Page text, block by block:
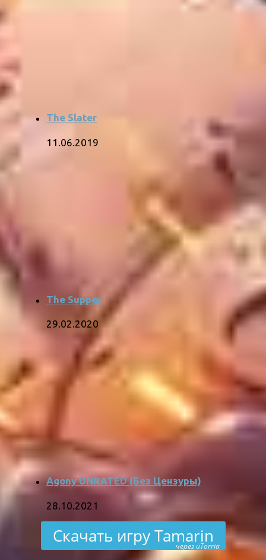
The Slater
11.06.2019
The Supper
29.02.2020
Agony UNRATED (Без Цензуры)
28.10.2021
Скачать игру Tamarin
через uTorria